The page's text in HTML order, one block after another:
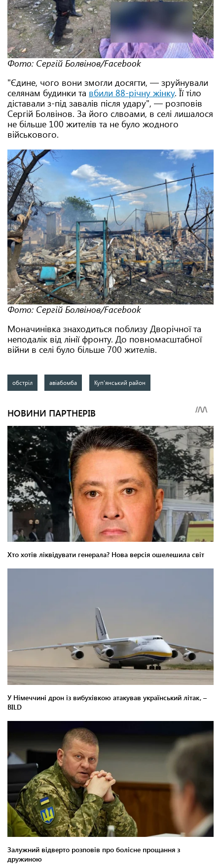
Фото: Сергій Болвінов/Facebook
"Єдине, чого вони змогли досягти, — зруйнували
селянам будинки та вбили 88-річну жінку. Її тіло
діставали з-під завалів після удару", — розповів
Сергій Болвінов. За його слвоами, в селі лишалося
не більше 100 жителів та не було жодного
військового.
Фото: Сергій Болвінов/Facebook
Моначинівка знаходиться поблизу Дворічної та
неподалік від лінії фронту. До повномасштабної
війни в селі було більше 700 жителів.
обстріл авіабомба Куп'янський район